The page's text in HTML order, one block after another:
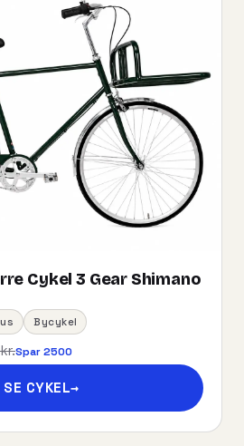
Cykel 3 Gear Shimano
Bycykel
Spar 2500
SE CYKEL→